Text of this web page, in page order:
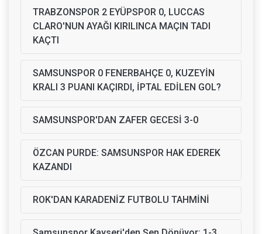
TRABZONSPOR 2 EYÜPSPOR 0, LUCCAS
CLARO'NUN AYAĞI KIRILINCA MAÇIN TADI
KAÇTI
SAMSUNSPOR 0 FENERBAHÇE 0, KUZEYİN
KRALI 3 PUANI KAÇIRDI, İPTAL EDİLEN GOL?
SAMSUNSPOR'DAN ZAFER GECESİ 3-0
ÖZCAN PURDE: SAMSUNSPOR HAK EDEREK
KAZANDI
ROK'DAN KARADENİZ FUTBOLU TAHMİNİ